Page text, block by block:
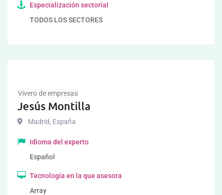
Especialización sectorial
TODOS LOS SECTORES
Vivero de empresas
Jesús Montilla
Madrid, España
Idioma del experto
Español
Tecnología en la que asesora
Array